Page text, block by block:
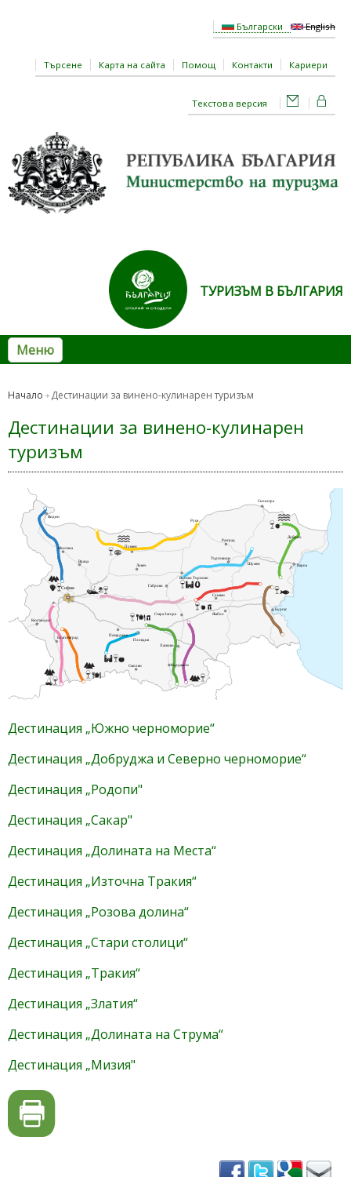
Български English
Търсене Карта на сайта Помощ Контакти Кариери
Текстова версия
ТУРИЗЪМ В БЪЛГАРИЯ
Меню
Начало Дестинации за винено-кулинарен туризъм
Дестинации за винено-кулинарен
туризъм
София
Кюстендил
Благоевград
Смолян Кърджали
Пазарджик
Пловдив
Хасково
Стара Загора Ямбол
Сливен
Бургас
Варна
Добрич
Габрово
Велико Търново
Враца
Монтана
Видин
Плевен
Ловеч
Русе
Силистра
Разград
Търговище
Шумен
Дестинация „Южно черноморие“
Дестинация „Добруджа и Северно черноморие“
Дестинация „Родопи"
Дестинация „Сакар"
Дестинация „Долината на Места“
Дестинация „Източна Тракия“
Дестинация „Розова долина“
Дестинация „Стари столици“
Дестинация „Тракия“
Дестинация „Златия“
Дестинация „Долината на Струма“
Дестинация „Мизия"